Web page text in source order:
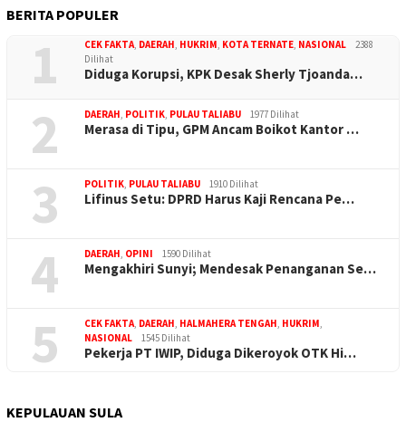
BERITA POPULER
1 CEK FAKTA DAERAH HUKRIM KOTA TERNATE NASIONAL
2388
Dilihat
Diduga Korupsi, KPK Desak Sherly Tjoanda…
2 DAERAH POLITIK PULAU TALIABU 1977 Dilihat
Merasa di Tipu, GPM Ancam Boikot Kantor …
3 POLITIK PULAU TALIABU 1910 Dilihat
Lifinus Setu: DPRD Harus Kaji Rencana Pe…
4 DAERAH OPINI 1590 Dilihat
Mengakhiri Sunyi; Mendesak Penanganan Se…
5 CEK FAKTA DAERAH HALMAHERA TENGAH HUKRIM
NASIONAL
1545 Dilihat
Pekerja PT IWIP, Diduga Dikeroyok OTK Hi…
KEPULAUAN SULA